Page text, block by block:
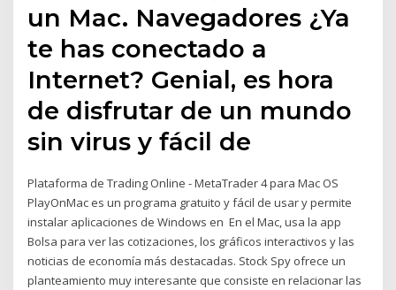
un Mac. Navegadores ¿Ya
te has conectado a
Internet? Genial, es hora
de disfrutar de un mundo
sin virus y fácil de
Plataforma de Trading Online - MetaTrader 4 para Mac OS
PlayOnMac es un programa gratuito y fácil de usar y permite
instalar aplicaciones de Windows en En el Mac, usa la app
Bolsa para ver las cotizaciones, los gráficos interactivos y las
noticias de economía más destacadas. Stock Spy ofrece un
planteamiento muy interesante que consiste en relacionar las